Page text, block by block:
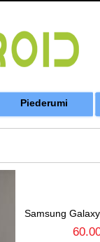
Piederumi
Samsung